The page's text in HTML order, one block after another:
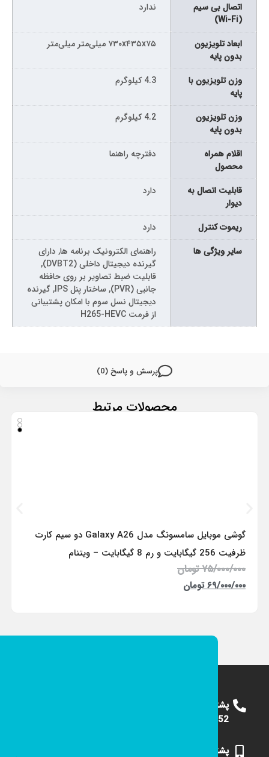
پرسش و پاسخ (0)
اتصال بی سیم
(Wi-Fi)
ندارد
ابعاد تلویزیون
بدون پایه
۷۳۰x۴۳۵x۷۵ میلی‌متر میلی‌متر
وزن تلویزیون با
پایه
4.3 کیلوگرم
وزن تلویزیون
بدون پایه
4.2 کیلوگرم
اقلام همراه
محصول
دفترچه راهنما
قابلیت اتصال به
دیوار
دارد
ریموت کنترل
دارد
سایر ویژگی ها
راهنمای الکترونیک برنامه ها, دارای
گیرنده دیجیتال داخلی (DVBT2),
قابلیت ضبط تصاویر بر روی حافظه
جانبی (PVR), ساختار پنل IPS, گیرنده
دیجیتال نسل سوم با امکان پشتیبانی
از فرمت H265-HEVC
محصولات مرتبط
گوشی موبایل سامسونگ مدل Galaxy A26 دو سیم کارت
ظرفیت 256 گیگابایت و رم 8 گیگابایت – ویتنام
۷۵/۰۰۰/۰۰۰ تومان
۶۹/۰۰۰/۰۰۰ تومان
پشتیبانی
09124375652
پشتیبانی